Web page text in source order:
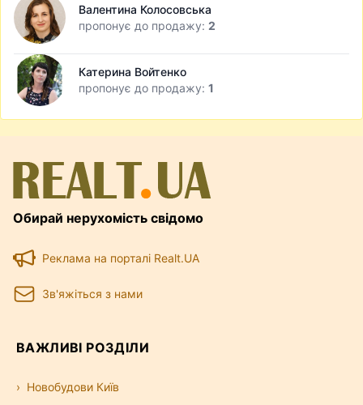
Валентина Колосовська
пропонує до продажу: 2
Катерина Войтенко
пропонує до продажу: 1
Обирай нерухомість свідомо
Реклама на порталі Realt.UA
Зв'яжіться з нами
ВАЖЛИВІ РОЗДІЛИ
Новобудови Київ